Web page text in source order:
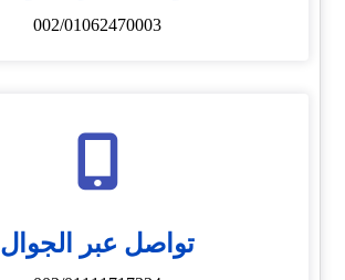
002/01062470003
تواصل عبر الجوال